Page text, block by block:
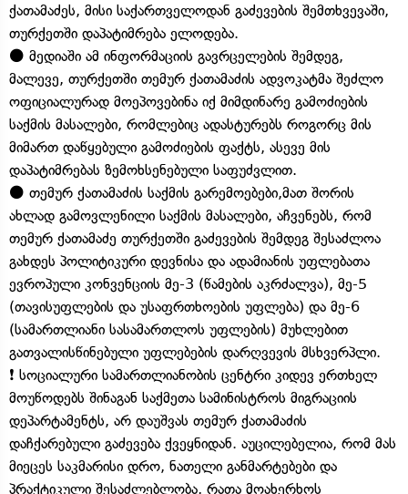
ქათამაძეს, მისი საქართველოდან გაძევების შემთხვევაში,
თურქეთში დაპატიმრება ელოდება.
⚫️ მედიაში ამ ინფორმაციის გავრცელების შემდეგ,
მალევე, თურქეთში თემურ ქათამაძის ადვოკატმა შეძლო
ოფიციალურად მოეპოვებინა იქ მიმდინარე გამოძიების
საქმის მასალები, რომლებიც ადასტურებს როგორც მის
მიმართ დაწყებული გამოძიების ფაქტს, ასევე მის
დაპატიმრებას ზემოხსენებული საფუძვლით.
⚫️ თემურ ქათამაძის საქმის გარემოებები,მათ შორის
ახლად გამოვლენილი საქმის მასალები, აჩვენებს, რომ
თემურ ქათამაძე თურქეთში გაძევების შემდეგ შესაძლოა
გახდეს პოლიტიკური დევნისა და ადამიანის უფლებათა
ევროპული კონვენციის მე-3 (წამების აკრძალვა), მე-5
(თავისუფლების და უსაფრთხოების უფლება) და მე-6
(სამართლიანი სასამართლოს უფლების) მუხლებით
გათვალისწინებული უფლებების დარღვევის მსხვერპლი.
❗️ სოციალური სამართლიანობის ცენტრი კიდევ ერთხელ
მოუწოდებს შინაგან საქმეთა სამინისტროს მიგრაციის
დეპარტამენტს, არ დაუშვას თემურ ქათამაძის
დაჩქარებული გაძევება ქვეყნიდან. აუცილებელია, რომ მას
მიეცეს საკმარისი დრო, ნათელი განმარტებები და
პრაქტიკული შესაძლებლობა, რათა მოახერხოს